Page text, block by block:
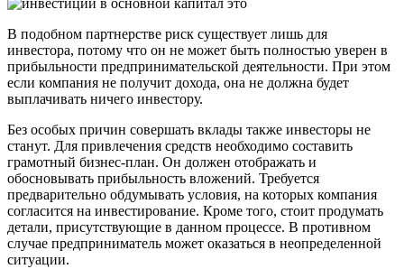
В подобном партнерстве риск существует лишь для
инвестора, потому что он не может быть полностью уверен в
прибыльности предпринимательской деятельности. При этом
если компания не получит дохода, она не должна будет
выплачивать ничего инвестору.
Без особых причин совершать вклады также инвесторы не
станут. Для привлечения средств необходимо составить
грамотный бизнес-план. Он должен отображать и
обосновывать прибыльность вложений. Требуется
предварительно обдумывать условия, на которых компания
согласится на инвестирование. Кроме того, стоит продумать
детали, присутствующие в данном процессе. В противном
случае предприниматель может оказаться в неопределенной
ситуации.